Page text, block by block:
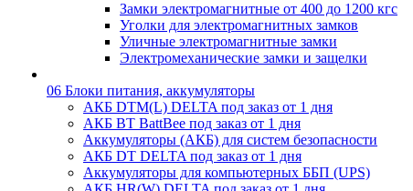
Замки электромагнитные от 400 до 1200 кгс
Уголки для электромагнитных замков
Уличные электромагнитные замки
Электромеханические замки и защелки
06 Блоки питания, аккумуляторы
АКБ DTM(L) DELTA под заказ от 1 дня
АКБ BT BattBee под заказ от 1 дня
Аккумуляторы (АКБ) для систем безопасности
АКБ DT DELTA под заказ от 1 дня
Аккумуляторы для компьютерных ББП (UPS)